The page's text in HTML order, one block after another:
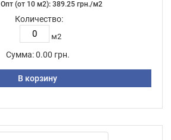
Опт (от 10 м2): 389.25 грн./м2
Количество:
м2
Сумма: 0.00 грн.
В корзину